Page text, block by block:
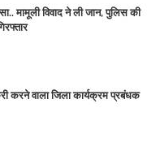
मामूली विवाद ने ली जान, पुलिस की
करने वाला जिला कार्यक्रम प्रबंधक